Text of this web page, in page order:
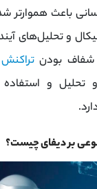
باعث هموارتر
و تحلیل‌های
شفاف بودنتراکنش
و تحلیل و
بر دیفای چیست؟